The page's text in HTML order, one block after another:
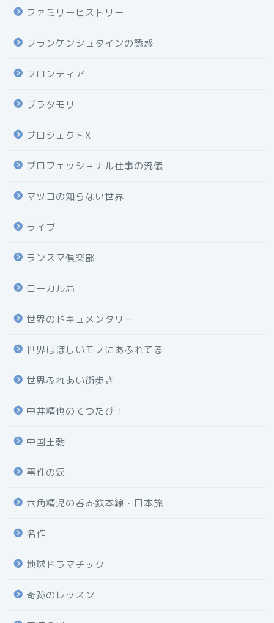
ファミリーヒストリー
フランケンシュタインの誘惑
フロンティア
ブラタモリ
プロジェクトX
プロフェッショナル仕事の流儀
マツコの知らない世界
ライブ
ランスマ倶楽部
ローカル局
世界のドキュメンタリー
世界はほしいモノにあふれてる
世界ふれあい街歩き
中井精也のてつたび！
中国王朝
事件の涙
六角精児の呑み鉄本線・日本旅
名作
地球ドラマチック
奇跡のレッスン